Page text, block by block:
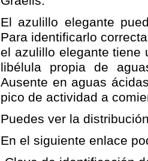
El azulillo elegante
Para identificarlo
el azulillo elegante tiene
libélula propia de
Ausente en aguas
pico de actividad a
Puedes ver la
En el siguiente enlace